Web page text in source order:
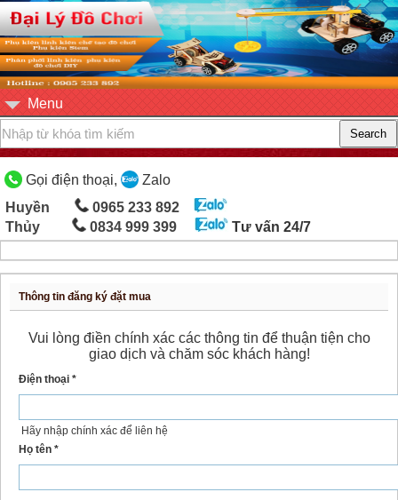
Menu
Gọi điện thoại,
Zalo
Huyền
0965 233 892
Thủy
0834 999 399 Tư vấn 24/7
Thông tin đăng ký đặt mua
Vui lòng điền chính xác các thông tin để thuận tiện cho
giao dịch và chăm sóc khách hàng!
Điện thoại *
Hãy nhập chính xác để liên hệ
Họ tên *